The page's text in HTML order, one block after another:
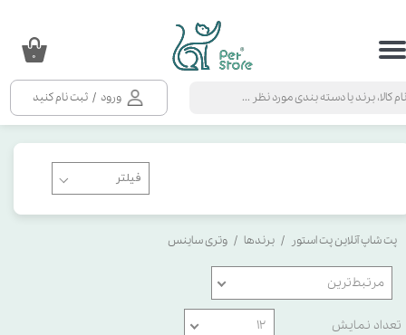
ورود / ثبت نام کنید
حساب کاربری من
سفارشات
۰
پت شاپ آنلاین پت استور برندها وتری ساینس
مرتبط‌ترین
تعداد نمایش ۱۲